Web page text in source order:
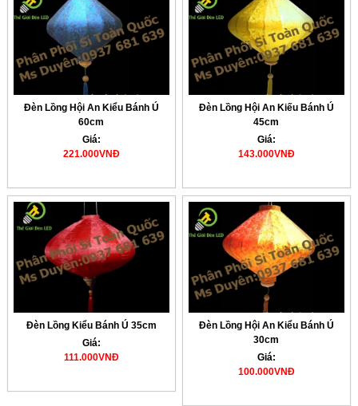
Đèn Lồng Hội An Kiểu Bánh Ú
60cm
Giá:
221.000VNĐ
Đèn Lồng Hội An Kiếu Bánh Ú
45cm
Giá:
143.000VNĐ
Đèn Lồng Kiểu Bánh Ú 35cm
Giá:
111.000VNĐ
Đèn Lồng Hội An Kiểu Bánh Ú
30cm
Giá:
100.000VNĐ